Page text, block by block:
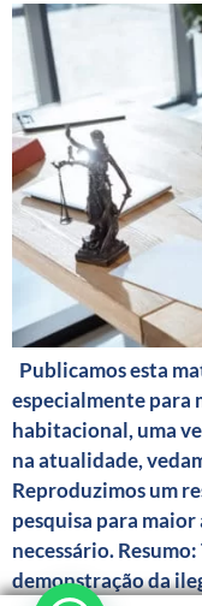
Publicamos esta
especialmente para
habitacional, uma
na atualidade,
Reproduzimos um
pesquisa para
necessário.
demonstração da